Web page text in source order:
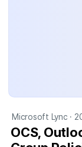
Microsoft Lync ·
OCS,